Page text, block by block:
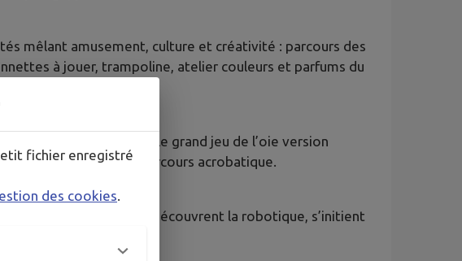
mêlant amusement, culture et créativité : parcours des
à jouer, trampoline, atelier couleurs et parfums du
immersives comme le grand jeu de l’oie version
encore tyrolienne et parcours acrobatique.
inédites : les enfants découvrent la robotique, s’initient
fichier enregistré
des cookies